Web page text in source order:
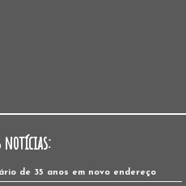
notícias:
de 35 anos em novo endereço